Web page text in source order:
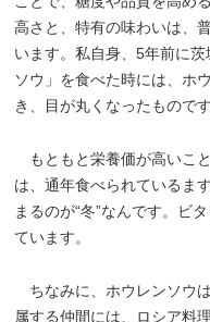
高さと、特有の味わいは、
います。私自身、5年前に
ソウ」を食べた時には、ホ
き、目が丸くなったものです
もともと栄養価が高いこ
は、通年食べられているま
まるのが“冬”なんです。ビ
ています。
ちなみに、ホウレンソウ
属する仲間には、ロシア料